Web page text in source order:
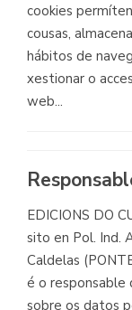
cookies
cousas,
hábitos de
xestionar o
web...
EDICIONS DO
sito en Pol. Ind.
Caldelas
é o
sobre os datos